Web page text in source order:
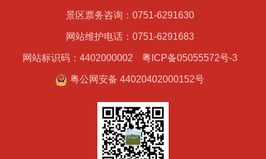
景区票务咨询：0751-6291630
网站维护电话：0751-6291683
网站标识码：4402000002 粤ICP备05055572号-3
粤公网安备 44020402000152号